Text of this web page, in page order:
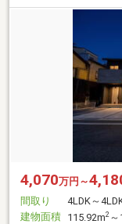
4,070万円～
間取り
4LDK～
建物面積 115.92m2